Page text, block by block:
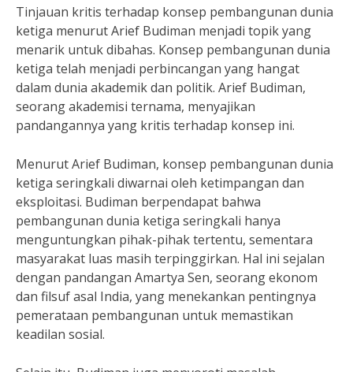
Tinjauan kritis terhadap konsep pembangunan dunia
ketiga menurut Arief Budiman menjadi topik yang
menarik untuk dibahas. Konsep pembangunan dunia
ketiga telah menjadi perbincangan yang hangat
dalam dunia akademik dan politik. Arief Budiman,
seorang akademisi ternama, menyajikan
pandangannya yang kritis terhadap konsep ini.
Menurut Arief Budiman, konsep pembangunan dunia
ketiga seringkali diwarnai oleh ketimpangan dan
eksploitasi. Budiman berpendapat bahwa
pembangunan dunia ketiga seringkali hanya
menguntungkan pihak-pihak tertentu, sementara
masyarakat luas masih terpinggirkan. Hal ini sejalan
dengan pandangan Amartya Sen, seorang ekonom
dan filsuf asal India, yang menekankan pentingnya
pemerataan pembangunan untuk memastikan
keadilan sosial.